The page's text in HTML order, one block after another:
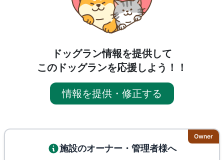
ドッグラン情報を提供して
このドッグランを応援しよう！！
情報を提供・修正する
Owner
施設のオーナー・管理者様へ